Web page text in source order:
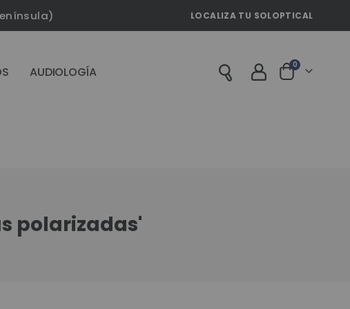
LOCALIZA TU SOLOPTICAL
AUDIOLOGÍA Cart
0artículos
polarizadas'